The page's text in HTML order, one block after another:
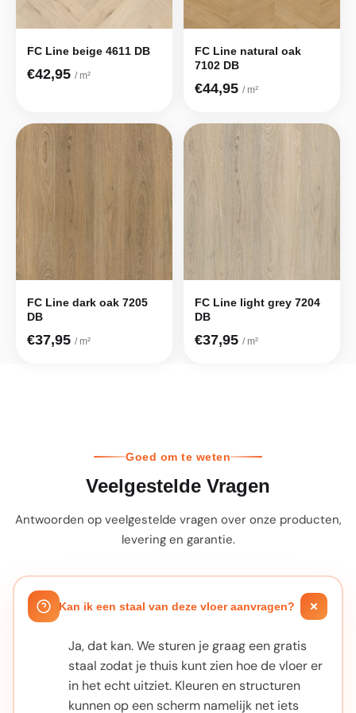
FC Line beige 4611 DB
€42,95 / m²
FC Line natural oak
7102 DB
€44,95 / m²
FC Line dark oak 7205
DB
€37,95 / m²
FC Line light grey 7204
DB
€37,95 / m²
Goed om te weten
Veelgestelde Vragen
Antwoorden op veelgestelde vragen over onze producten,
levering en garantie.
Kan ik een staal van deze vloer aanvragen?
Ja, dat kan. We sturen je graag een gratis
staal zodat je thuis kunt zien hoe de vloer er
in het echt uitziet. Kleuren en structuren
kunnen op een scherm namelijk net iets